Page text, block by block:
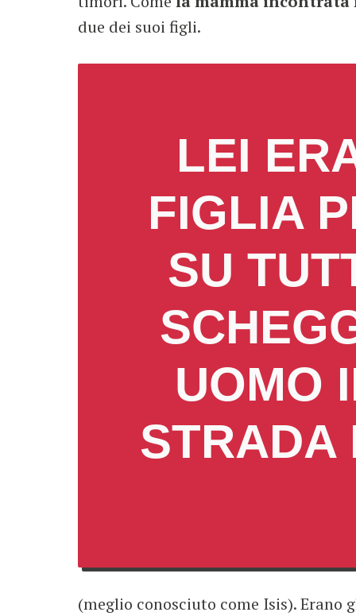
due dei suoi figli.
LEI
FIGLIA
SU
UOMO
STRADA
(meglio conosciuto come Isis).